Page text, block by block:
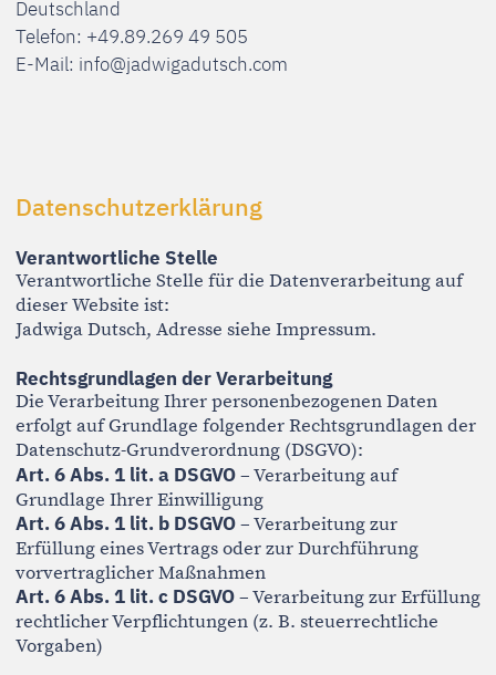
Datenschutzerklärung
Verantwortliche Stelle
erfolgt auf Grundlage folgender Rechtsgrundlagen der
Datenschutz-Grundverordnung (DSGVO):
Grundlage Ihrer Einwilligung
Art. 6 Abs. 1 lit. b DSGVO – Verarbeitung zur
Erfüllung eines Vertrags oder zur Durchführung
vorvertraglicher Maßnahmen
Art. 6 Abs. 1 lit. c DSGVO – Verarbeitung zur Erfüllung
rechtlicher Verpflichtungen (z. B. steuerrechtliche
Zugriffsdaten (Server-Logfiles)
Beim Besuch dieser Website werden durch den
Hostinganbieter automatisch folgende Daten erfasst:
Browsertyp und Browserversion
verwendetes Betriebssystem
Referrer-URL
Hostname des zugreifenden Rechners
Uhrzeit der Serveranfrage
IP-Adresse
Diese Daten dienen ausschließlich der technischen
Bereitstellung und Sicherheit des Webangebots. Die
Website verzichtet bewusst auf den Einsatz von
Cookies.
Hosting